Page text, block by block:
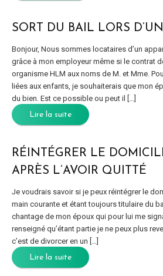
SORT DU BAIL LORS
Bonjour, Nous sommes locataires d’un
grâce à mon employeur même si le contrat
organisme HLM aux noms de M. et Mme.
liées aux enfants, je souhaiterais que mon
du bien. Est ce possible ou peut il […]
Lire la suite
RÉINTÉGRER LE
APRÈS L’AVOIR QUITTÉ
Je voudrais savoir si je peux réintégrer le
main courante et étant toujours titulaire du
chantage de mon époux qui pour lui me
renseigné qu’étant partie je ne peux plus
c’est de divorcer en un […]
Lire la suite